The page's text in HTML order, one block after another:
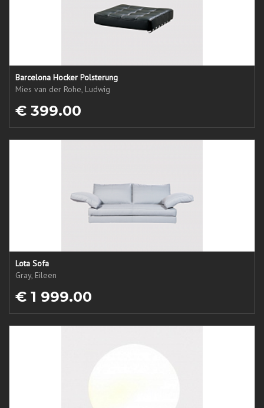
Barcelona Hocker Polsterung
Mies van der Rohe, Ludwig
€ 399.00
Lota Sofa
Gray, Eileen
€ 1 999.00